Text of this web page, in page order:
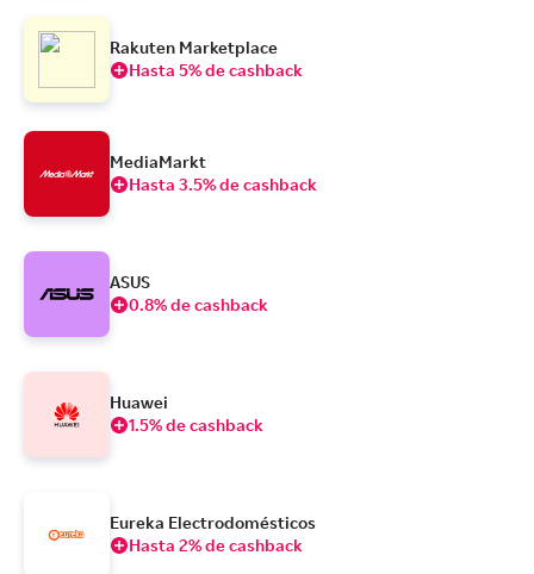
Rakuten Marketplace
Hasta 5% de cashback
MediaMarkt
Hasta 3.5% de cashback
ASUS
0.8% de cashback
Huawei
1.5% de cashback
Eureka Electrodomésticos
Hasta 2% de cashback